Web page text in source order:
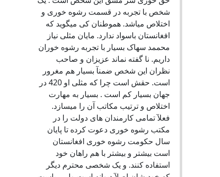
شخص با تجربه در قسمت رشوه خوری و
اختلاص میاشد. هموطنان کی میگوید که
افغانستان باسواد ندارد. مایان مثلی نیاز
محممد سهاک بسیار با تجربه رشوه خوران
داریم. نا گفته نماند عزیزان و صاحب
نظران این شخص ضمنآ بسیار هم مغرور
است. حقش است چرا که مثلی او 420 در
جهان بسیار کم است . بسیار به مهارت
اختلاص و ترتیب مکاتب آن را میسازد.
فعلآ تمامی کارمندان های دولت را در
مکتب رشوه خوری دعوت کرده تا پایان
سال حکومت رشوه خوری افغانستان
است بیشتر و بیشتر با هم راهان خود
استفاده کنند. و یک شخصی محترم دیگر